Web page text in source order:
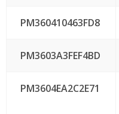
PM360410463FD8
PM3603A3FEF4BD
PM3604EA2C2E71